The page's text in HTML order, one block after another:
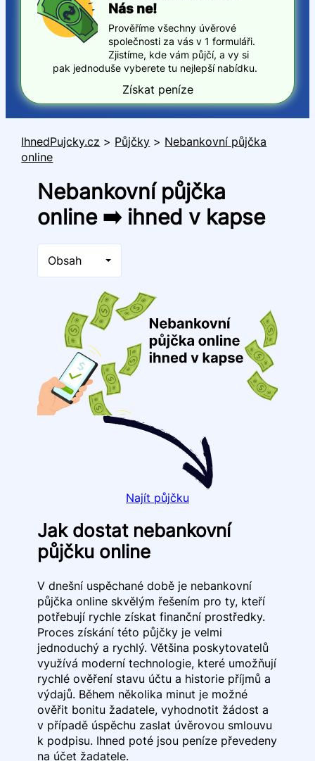
Nás ne!
Prověříme všechny úvěrové
společnosti za vás v 1 formuláři.
Zjistíme, kde vám půjčí, a vy si
pak jednoduše vyberete tu nejlepší nabídku.
Získat peníze
IhnedPujcky.cz > Půjčky > Nebankovní půjčka
online
Nebankovní půjčka
online ➡️ ihned v kapse
Obsah
Najít půjčku
Jak dostat nebankovní
půjčku online
V dnešní uspěchané době je nebankovní
půjčka online skvělým řešením pro ty, kteří
potřebují rychle získat finanční prostředky.
Proces získání této půjčky je velmi
jednoduchý a rychlý. Většina poskytovatelů
využívá moderní technologie, které umožňují
rychlé ověření stavu účtu a historie příjmů a
výdajů. Během několika minut je možné
ověřit bonitu žadatele, vyhodnotit žádost a
v případě úspěchu zaslat úvěrovou smlouvu
k podpisu. Ihned poté jsou peníze převedeny
na účet žadatele.